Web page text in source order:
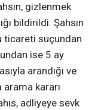
gizlenmek
bildirildi. Şahsın
ticareti suçundan
ise 5 ay
arandığı ve
kararı
adliyeye sevk